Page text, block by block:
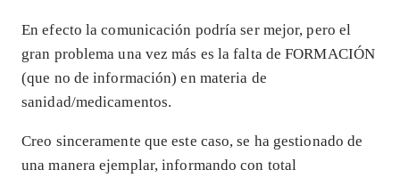
En efecto la comunicación podría ser mejor, pero el
gran problema una vez más es la falta de FORMACIÓN
(que no de información) en materia de
sanidad/medicamentos.
Creo sinceramente que este caso, se ha gestionado de
una manera ejemplar, informando con total